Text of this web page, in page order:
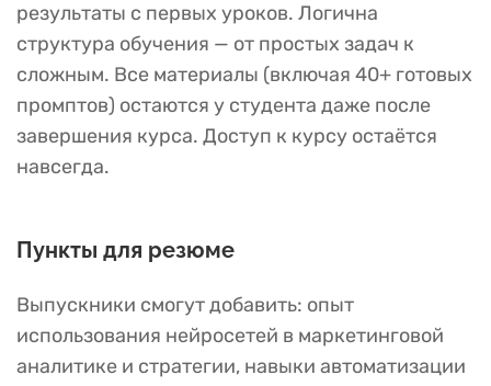
результаты с первых уроков. Логична
структура обучения — от простых задач к
сложным. Все материалы (включая 40+ готовых
промптов) остаются у студента даже после
завершения курса. Доступ к курсу остаётся
навсегда.
Пункты для резюме
Выпускники смогут добавить: опыт
использования нейросетей в маркетинговой
аналитике и стратегии, навыки автоматизации